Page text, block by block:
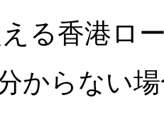
る香港ロ
からない